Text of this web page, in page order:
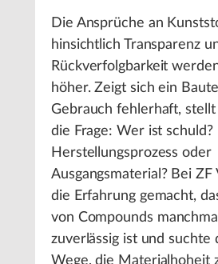
Die Ansprüche an
hinsichtlich Transparenz
Rückverfolgbarkeit
höher. Zeigt sich ein
Gebrauch fehlerhaft, stellt
die Frage: Wer ist schuld?
Herstellungsprozess oder
Ausgangsmaterial? Bei ZF
die Erfahrung gemacht,
von Compounds
zuverlässig ist und suchte
Wege, die Materialhoheit